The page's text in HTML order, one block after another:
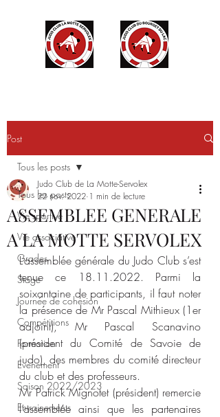
Post
Tous les posts
Vie sportive
Vie associative
Grades
Stage
Journée de cohésion
Compétitions
Formation
Evènement
Saison 2022/2023
Entrainements
Tous les posts
ASSEMBLEE GENERALE
A LA MOTTE SERVOLEX
Judo Club de La Motte-Servolex
22 nov. 2022 1 min de lecture
L’assemblée générale du Judo Club s’est
tenue ce 18.11.2022. Parmi la
soixantaine de participants, il faut noter
la présence de Mr Pascal Mithieux (1er
adjoint), Mr Pascal Scanavino
(président du Comité de Savoie de
judo), des membres du comité directeur
du club et des professeurs.
Mr Patrick Mignotet (président) remercie
l’assemblée ainsi que les partenaires